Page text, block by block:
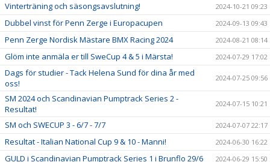
Vinterträning och säsongsavslutning! 2024-10-21 09:23
Dubbel vinst för Penn Zerge i Europacupen 2024-09-13 09:43
Penn Zerge Nordisk Mästare BMX Racing 2024 2024-08-21 08:14
Glöm inte anmäla er till SweCup 4 & 5 i Märsta! 2024-07-29 17:02
Dags för studier - Tack Helena Sund för dina år med
oss!
2024-07-25 09:56
SM 2024 och Scandinavian Pumptrack Series 2 -
Resultat!
2024-07-15 10:21
SM och SWECUP 3 - 6/7 - 7/7 2024-07-07 22:17
Resultat - Italian National Cup 9 & 10 - Manni! 2024-06-30 16:22
GULD i Scandinavian Pumptrack Series 1 i Brunflo 29/6 2024-06-29 15:50